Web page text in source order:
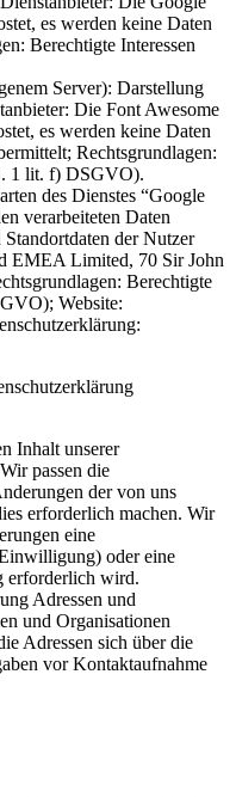
es werden keine Daten
Berechtigte Interessen
Server): Darstellung
Die Font Awesome
es werden keine Daten
Rechtsgrundlagen:
1 lit. f) DSGVO).
des Dienstes “Google
verarbeiteten Daten
der Nutzer
EMEA Limited, 70 Sir John
Berechtigte
Website:
Inhalt unserer
passen die
der von uns
erforderlich machen. Wir
eine
oder eine
erforderlich wird.
Adressen und
und Organisationen
Adressen sich über die
vor Kontaktaufnahme